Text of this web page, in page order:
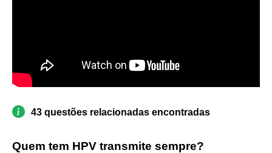
43 questões relacionadas encontradas
Quem tem HPV transmite sempre?